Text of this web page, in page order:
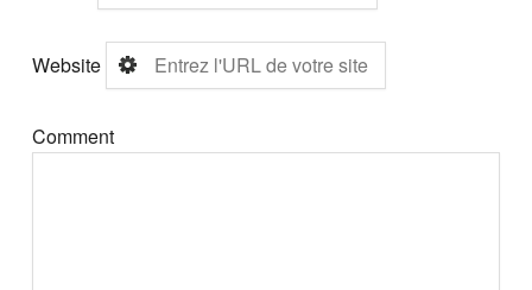
Website
Comment